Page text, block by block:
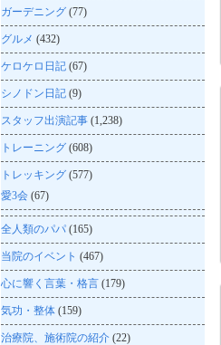
ガーデニング (77)
グルメ (432)
ケロケロ日記 (67)
シノドン日記 (9)
スタッフ出演記事 (1,238)
トレーニング (608)
トレッキング (577)
愛3会 (67)
全人類のパパ (165)
当院のイベント (467)
心に響く言葉・格言 (179)
気功・整体 (159)
治療院、施術院の紹介 (22)